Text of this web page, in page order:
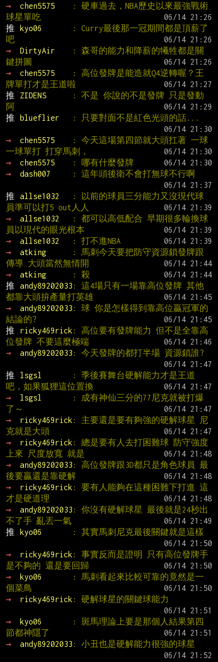
→
chen5575
: 硬車過去，NBA歷史以來最強戰術
球星單吃
推
kyo06
: Curry最後那一冠期間都是頂薪了
吧
→
DirtyAir
: 森哥的能力和降薪的犧牲都是關
鍵拼圖
→
chen5575
: 高位發牌是能造就Q4逆轉喔？王
牌單打才是王道啦
推
ZIDENS
: 不是 你說的不是發牌 只是發動
阿
推
blueflier
: 只要對面不是紅色光頭的話...
→
chen5575
: 今天這場第四節就大頭扛著 一球
一球單打 打穿馬刺，
→
chen5575 : 哪有什麼發牌
→
dash007
: 這年頭後衛不會打無球不行啊
推
allse1032
: 以前的球員三分能力又沒現代球
員準可以打5 out人人
→
allse1032
: 都可以高低配合 早期很多輪換球
員以現代的眼光根本
→
allse1032 : 打不進NBA
→
atking
: 馬刺今天要把防守資源鎖發牌跟
傳導 大頭當然無情開
→
atking : 殺
推
andy89202033 : 這4場只有一場靠高位發牌 其他
都靠大頭拚產量打英雄
→
andy89202033 : 球 你是怎樣得到靠高位贏冠軍的
結論的?
推
ricky469rick : 高位要有發牌能力 但不是全靠高
位發牌 不要這麼極端
→
andy89202033 : 今天發牌的都打半場 資源鎖誰?
推
lsgsl
: 季後賽舞台硬解能力才是王道
吧，如果狐狸這位置換
→
lsgsl
: 成有神仙三分的77尼克就被打爆
了～
→
ricky469rick : 主要還是要有夠強的硬解球星 尼
克就是大頭
→
ricky469rick : 總是要有人去打困難球 防守強度
上來 尺度放寬 就是
→
andy89202033 : 高位發牌跟3D都只是角色球員 最
後要贏還是靠硬解
→
ricky469rick : 要有人能夠在這種困難下打進 這
才是硬道理
→
andy89202033 : 你沒有硬解球星 最後就是24秒出
不了手 亂丟一氣
推
kyo06
: 其實馬刺尼克最後關鍵就是這樣
→
ricky469rick : 事實反而是證明 只有高位發牌手
是不夠的 還是要回歸
→
kyo06
: 馬刺看起來比較可靠的竟然是一
個菜鳥
→
ricky469rick : 硬解球星的關鍵球能力
→
kyo06
: 斑馬理論上要是那個人結果第四
節都神隱了
→
andy89202033 : 小丑也是硬解能力很強的球星